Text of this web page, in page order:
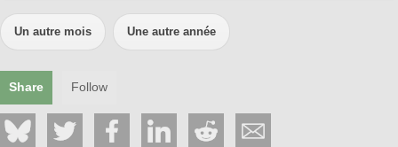
Un autre mois Une autre année
Share Follow